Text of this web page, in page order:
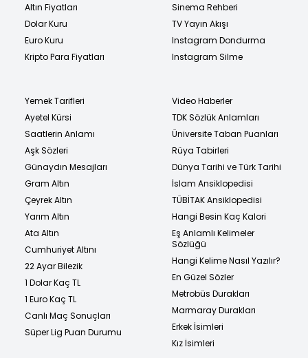
Altın Fiyatları
Dolar Kuru
Euro Kuru
Kripto Para Fiyatları
Sinema Rehberi
TV Yayın Akışı
Instagram Dondurma
Instagram Silme
Yemek Tarifleri
Ayetel Kürsi
Saatlerin Anlamı
Aşk Sözleri
Günaydın Mesajları
Gram Altın
Çeyrek Altın
Yarım Altın
Ata Altın
Cumhuriyet Altını
22 Ayar Bilezik
1 Dolar Kaç TL
1 Euro Kaç TL
Canlı Maç Sonuçları
Süper Lig Puan Durumu
Video Haberler
TDK Sözlük Anlamları
Üniversite Taban Puanları
Rüya Tabirleri
Dünya Tarihi ve Türk Tarihi
İslam Ansiklopedisi
TÜBİTAK Ansiklopedisi
Hangi Besin Kaç Kalori
Eş Anlamlı Kelimeler
Sözlüğü
Hangi Kelime Nasıl Yazılır?
En Güzel Sözler
Metrobüs Durakları
Marmaray Durakları
Erkek İsimleri
Kız İsimleri